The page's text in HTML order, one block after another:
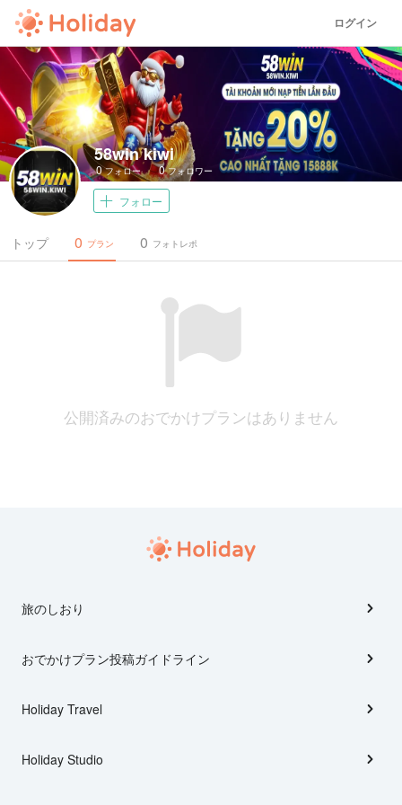
ログイン
58win kiwi
0フォロー 0フォロワー
フォロー
トップ プラン
0 フォトレポ
0
公開済みのおでかけプランはありません
旅のしおり
おでかけプラン投稿ガイドライン
Holiday Travel
Holiday Studio